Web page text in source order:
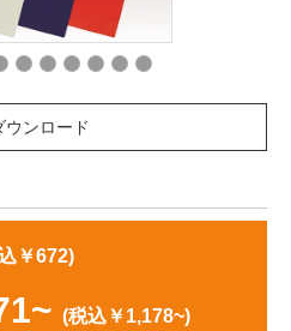
ウンロード
￥672)
(税込￥1,178~)